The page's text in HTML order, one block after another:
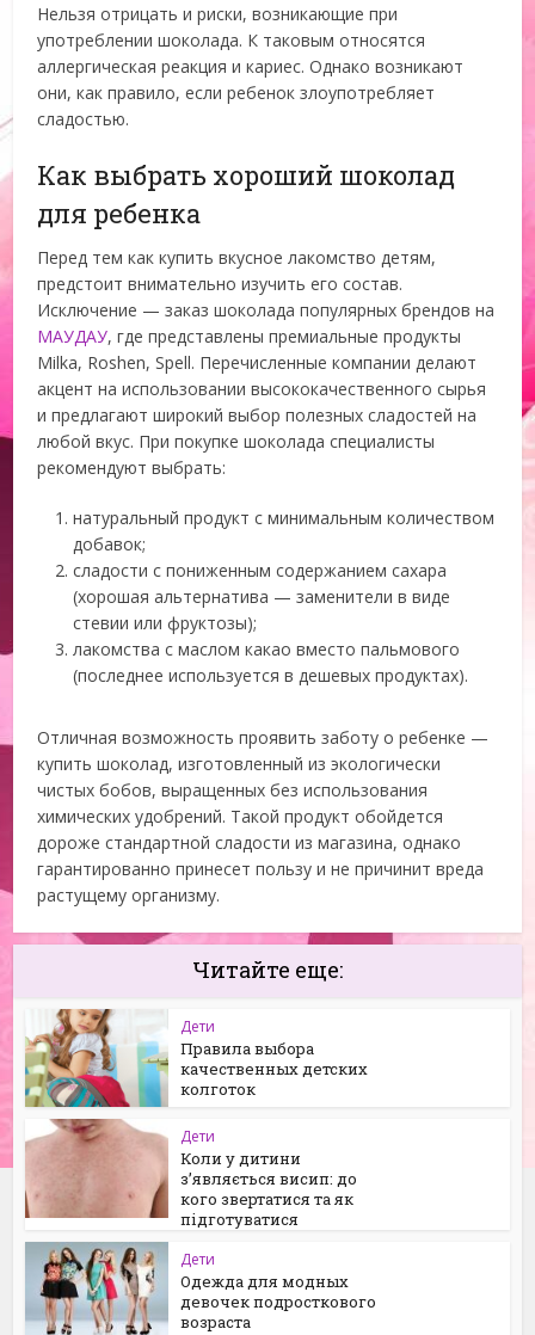
Нельзя отрицать и риски, возникающие при
употреблении шоколада. К таковым относятся
аллергическая реакция и кариес. Однако возникают
они, как правило, если ребенок злоупотребляет
сладостью.
Как выбрать хороший шоколад
для ребенка
Перед тем как купить вкусное лакомство детям,
предстоит внимательно изучить его состав.
Исключение — заказ шоколада популярных брендов на
МАУДАУ, где представлены премиальные продукты
Milka, Roshen, Spell. Перечисленные компании делают
акцент на использовании высококачественного сырья
и предлагают широкий выбор полезных сладостей на
любой вкус. При покупке шоколада специалисты
рекомендуют выбрать:
натуральный продукт с минимальным количеством
добавок;
сладости с пониженным содержанием сахара
(хорошая альтернатива — заменители в виде
стевии или фруктозы);
лакомства с маслом какао вместо пальмового
(последнее используется в дешевых продуктах).
Отличная возможность проявить заботу о ребенке —
купить шоколад, изготовленный из экологически
чистых бобов, выращенных без использования
химических удобрений. Такой продукт обойдется
дороже стандартной сладости из магазина, однако
гарантированно принесет пользу и не причинит вреда
растущему организму.
Читайте еще:
Дети
Правила выбора
качественных детских
колготок
Дети
Коли у дитини
з’являється висип: до
кого звертатися та як
підготуватися
Дети
Одежда для модных
девочек подросткового
возраста